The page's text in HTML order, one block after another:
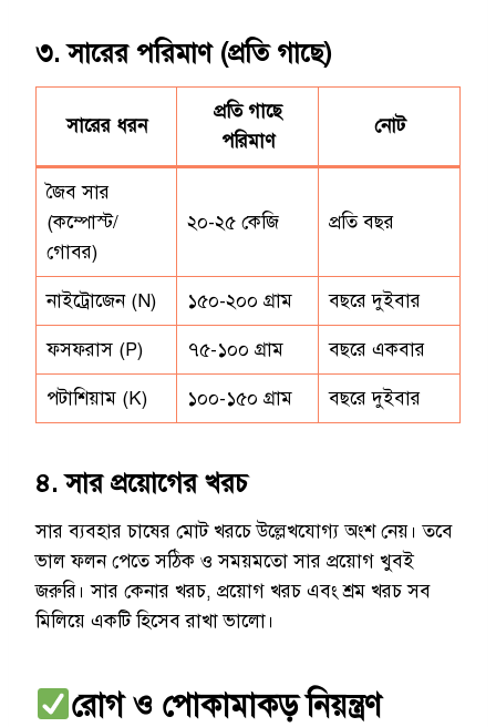
৩. সারের পরিমাণ (প্রতি গাছে)
সারের ধরন
প্রতি গাছে
পরিমাণ
নোট
জৈব সার
(কম্পোস্ট/
গোবর)
২০-২৫ কেজি প্রতি বছর
নাইট্রোজেন (N) ১৫০-২০০ গ্রাম বছরে দুইবার
ফসফরাস (P) ৭৫-১০০ গ্রাম বছরে একবার
পটাশিয়াম (K) ১০০-১৫০ গ্রাম বছরে দুইবার
৪. সার প্রয়োগের খরচ
সার ব্যবহার চাষের মোট খরচে উল্লেখযোগ্য অংশ নেয়। তবে
ভাল ফলন পেতে সঠিক ও সময়মতো সার প্রয়োগ খুবই
জরুরি। সার কেনার খরচ, প্রয়োগ খরচ এবং শ্রম খরচ সব
মিলিয়ে একটি হিসেব রাখা ভালো।
রোগ ও পোকামাকড় নিয়ন্ত্রণ